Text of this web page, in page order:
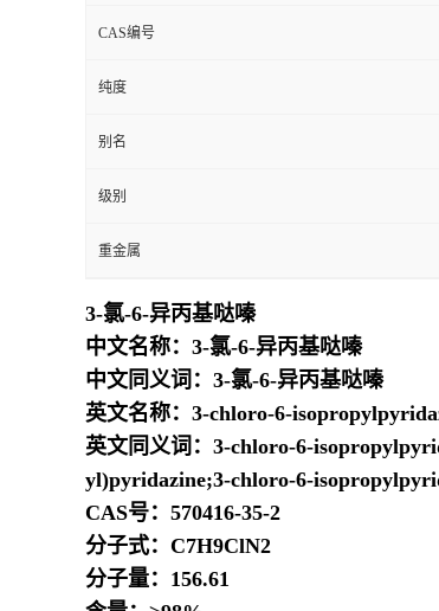
CAS编号
纯度
别名
级别
重金属
3-氯-6-异丙基哒嗪
中文名称：3-氯-6-异丙基哒嗪
中文同义词：3-氯-6-异丙基哒嗪
英文名称：3-chloro-6-
英文同义词：3-chloro-6-
yl)pyridazine;3-chloro-6-
CAS号：570416-35-2
分子式：C7H9ClN2
分子量：156.61